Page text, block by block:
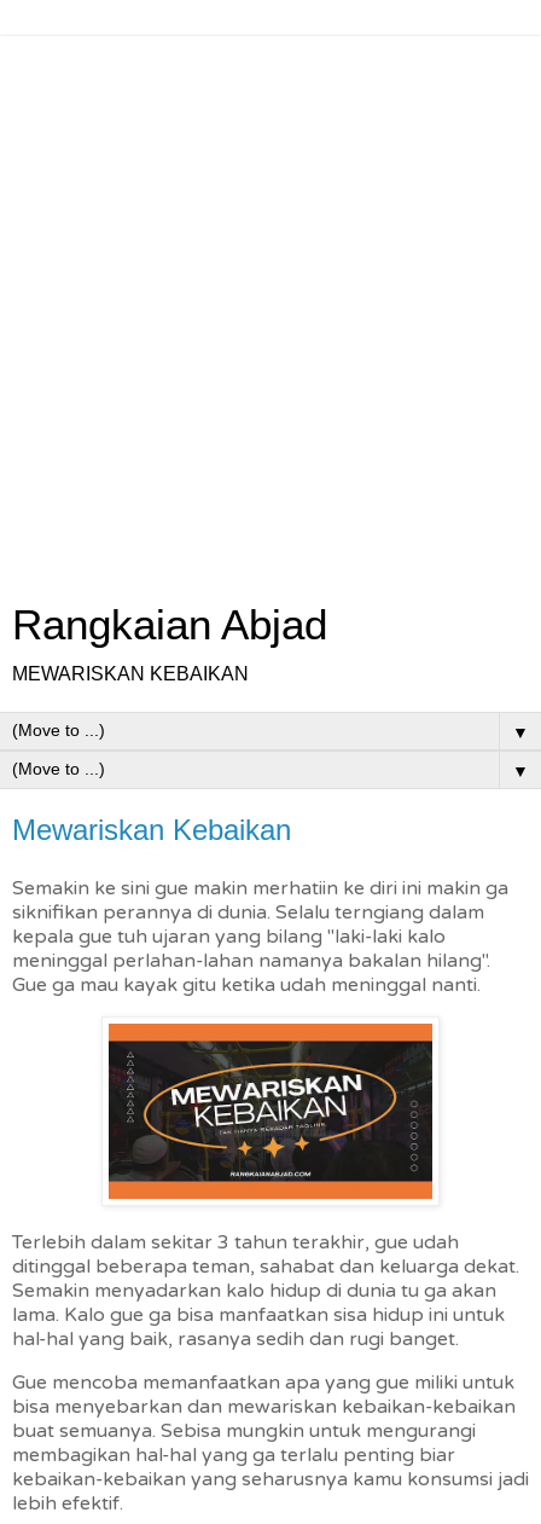
Rangkaian Abjad
MEWARISKAN KEBAIKAN
▼
▼
Mewariskan Kebaikan
Semakin ke sini gue makin merhatiin ke diri ini makin ga
siknifikan perannya di dunia. Selalu terngiang dalam
kepala gue tuh ujaran yang bilang "laki-laki kalo
meninggal perlahan-lahan namanya bakalan hilang".
Gue ga mau kayak gitu ketika udah meninggal nanti.
Terlebih dalam sekitar 3 tahun terakhir, gue udah
ditinggal beberapa teman, sahabat dan keluarga dekat.
Semakin menyadarkan kalo hidup di dunia tu ga akan
lama. Kalo gue ga bisa manfaatkan sisa hidup ini untuk
hal-hal yang baik, rasanya sedih dan rugi banget.
Gue mencoba memanfaatkan apa yang gue miliki untuk
bisa menyebarkan dan mewariskan kebaikan-kebaikan
buat semuanya. Sebisa mungkin untuk mengurangi
membagikan hal-hal yang ga terlalu penting biar
kebaikan-kebaikan yang seharusnya kamu konsumsi jadi
lebih efektif.